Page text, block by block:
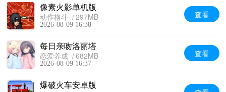
像素火影单机版
动作格斗 297MB
2026-08-09 16:38
查看
每日亲吻洛丽塔
恋爱养成 682MB
2026-08-09 16:37
查看
爆破火车安卓版